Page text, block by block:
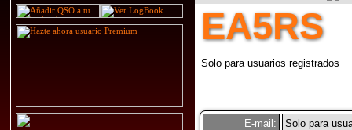
EA5RS
Solo para usuarios registrados
E-mail:
Solo para